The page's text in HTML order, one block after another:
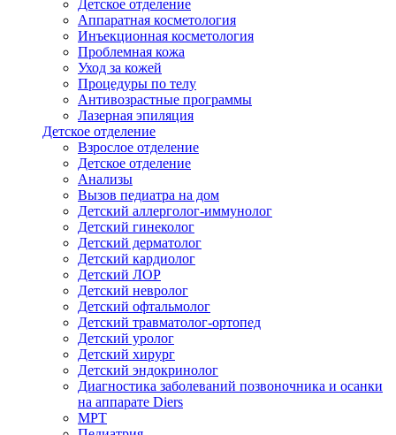
Детское отделение
Аппаратная косметология
Инъекционная косметология
Проблемная кожа
Уход за кожей
Процедуры по телу
Антивозрастные программы
Лазерная эпиляция
Детское отделение
Взрослое отделение
Детское отделение
Анализы
Вызов педиатра на дом
Детский аллерголог-иммунолог
Детский гинеколог
Детский дерматолог
Детский кардиолог
Детский ЛОР
Детский невролог
Детский офтальмолог
Детский травматолог-ортопед
Детский уролог
Детский хирург
Детский эндокринолог
Диагностика заболеваний позвоночника и осанки
на аппарате Diers
МРТ